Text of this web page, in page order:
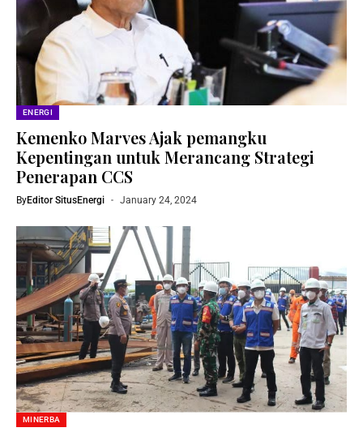
ENERGI
Kemenko Marves Ajak pemangku
Kepentingan untuk Merancang Strategi
Penerapan CCS
ByEditor SitusEnergi January 24, 2024
MINERBA